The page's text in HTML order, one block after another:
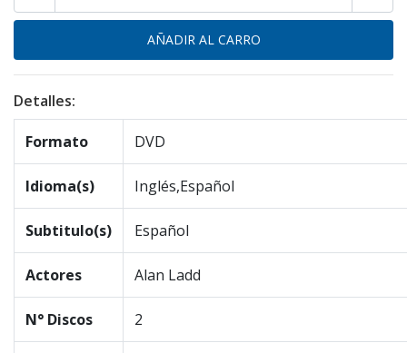
Detalles:
Formato DVD
Idioma(s) Inglés,Español
Subtitulo(s) Español
Actores Alan Ladd
N° Discos 2